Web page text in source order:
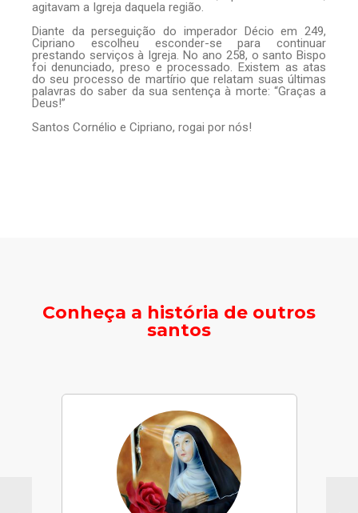
agitavam a Igreja daquela região.
Diante da perseguição do imperador Décio em 249,
Cipriano escolheu esconder-se para continuar
prestando serviços à Igreja. No ano 258, o santo Bispo
foi denunciado, preso e processado. Existem as atas
do seu processo de martírio que relatam suas últimas
palavras do saber da sua sentença à morte: “Graças a
Deus!”
Santos Cornélio e Cipriano, rogai por nós!
Conheça a história de outros
santos